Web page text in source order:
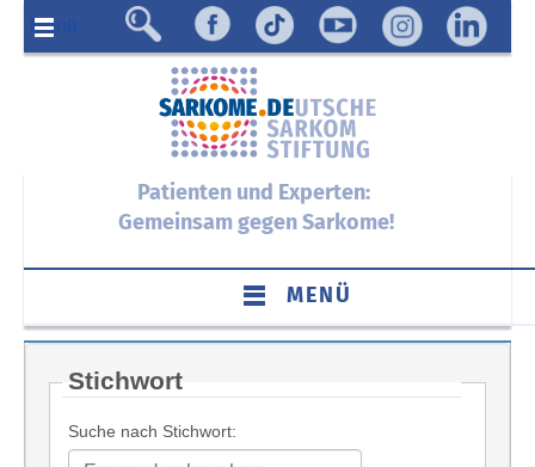
Menü
Patienten und Experten:
Gemeinsam gegen Sarkome!
MENÜ
Stichwort
Suche nach Stichwort: